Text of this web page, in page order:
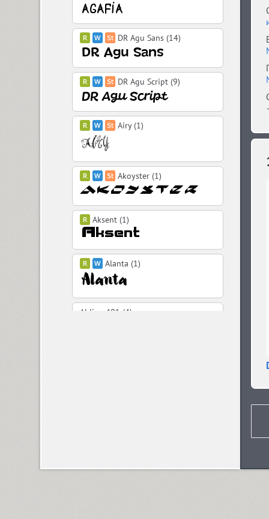
DR Agu Sans (14)
DR Agu Script (9)
Airy (1)
Akoyster (1)
Aksent (1)
Alanta (1)
Aldine 401 (4)